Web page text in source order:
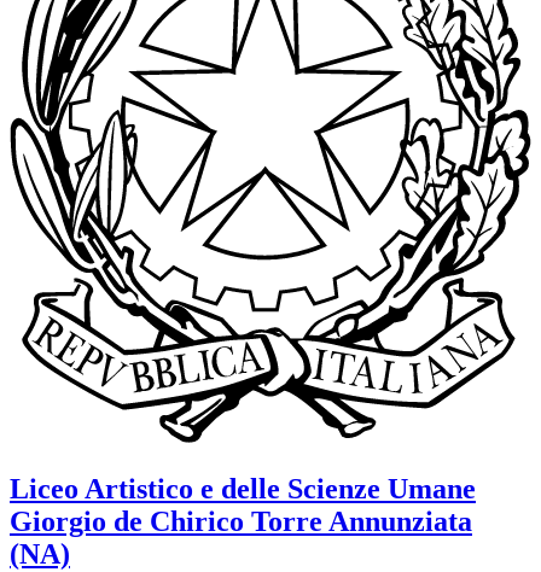
Liceo Artistico e delle Scienze Umane
Giorgio de Chirico Torre Annunziata
(NA)